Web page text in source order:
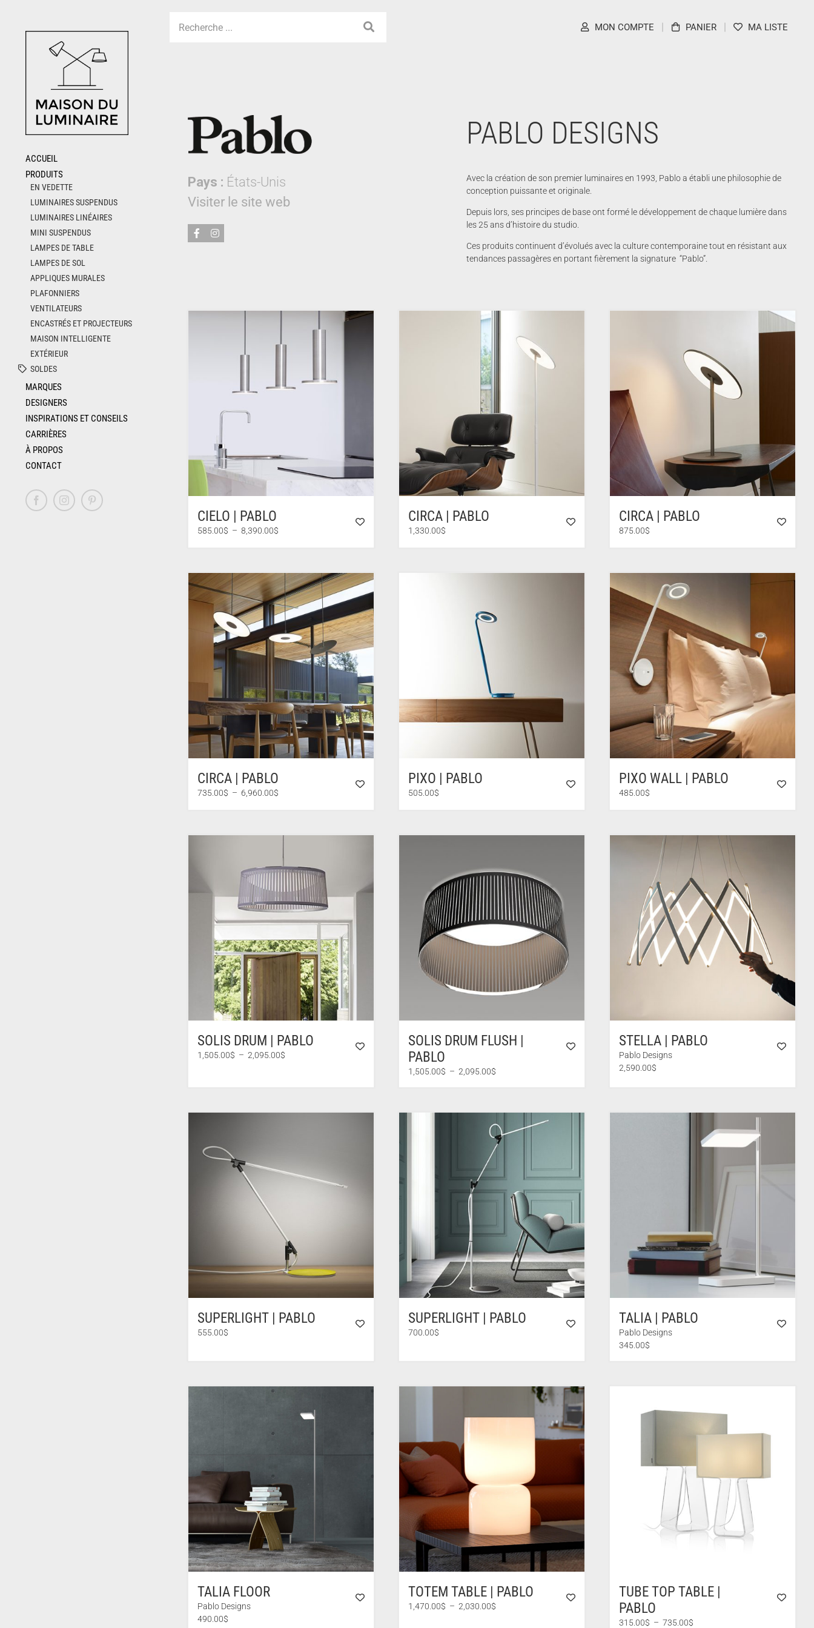
content
ACCUEIL
PRODUITS
EN VEDETTE
LUMINAIRES SUSPENDUS
LUMINAIRES LINÉAIRES
MINI SUSPENDUS
LAMPES DE TABLE
LAMPES DE SOL
APPLIQUES MURALES
PLAFONNIERS
VENTILATEURS
ENCASTRÉS ET PROJECTEURS
MAISON INTELLIGENTE
EXTÉRIEUR
SOLDES
MARQUES
DESIGNERS
INSPIRATIONS ET CONSEILS
CARRIÈRES
À PROPOS
CONTACT
FacebookInstagramPinterest
MON COMPTE PANIER MA LISTE
Pays : États-Unis
Visiter le site web
PABLO DESIGNS
Avec la création de son premier luminaires en 1993, Pablo a établi une philosophie de
conception puissante et originale.
Depuis lors, ses principes de base ont formé le développement de chaque lumière dans
les 25 ans d’histoire du studio.
Ces produits continuent d’évolués avec la culture contemporaine tout en résistant aux
tendances passagères en portant fièrement la signature “Pablo”.
CIELO | PABLO
585.00$ – 8,390.00$
à
8,390.00$
CIRCA | PABLO
1,330.00$
CIRCA | PABLO
875.00$
CIRCA | PABLO
735.00$ – 6,960.00$
6,960.00$
PIXO | PABLO
505.00$
PIXO WALL | PABLO
485.00$
SOLIS DRUM | PABLO
1,505.00$ – 2,095.00$
SOLIS DRUM FLUSH |
PABLO
1,505.00$ – 2,095.00$
à
2,095.00$
STELLA | PABLO
Pablo Designs
2,590.00$
SUPERLIGHT | PABLO
555.00$
SUPERLIGHT | PABLO
700.00$
TALIA | PABLO
Pablo Designs
345.00$
TALIA FLOOR
Pablo Designs
490.00$
TOTEM TABLE | PABLO
1,470.00$ – 2,030.00$
TUBE TOP TABLE |
PABLO
315.00$ – 735.00$